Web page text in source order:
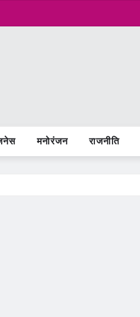
मनोरंजन राजनीति